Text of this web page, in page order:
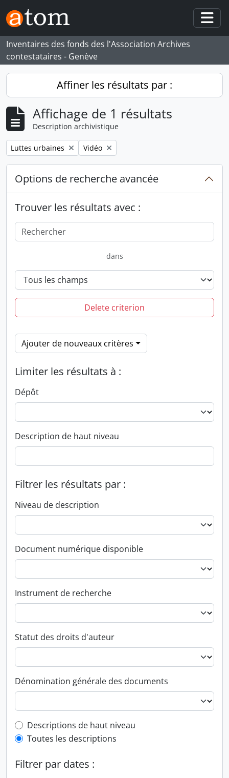
Skip to main content
Inventaires des fonds des l'Association Archives
contestataires - Genève
Affiner les résultats par :
Affichage de 1 résultats
Description archivistique
Remove filter:
Luttes urbaines Remove filter:
Vidéo
Options de recherche avancée
Trouver les résultats avec :
dans
Delete criterion
Ajouter de nouveaux critères
Limiter les résultats à :
Dépôt
Description de haut niveau
Filtrer les résultats par :
Niveau de description
Document numérique disponible
Instrument de recherche
Statut des droits d'auteur
Dénomination générale des documents
Top-level description filter
Descriptions de haut niveau
Toutes les descriptions
Filtrer par dates :